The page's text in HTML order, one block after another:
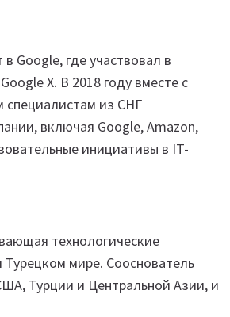
Google, где участвовал в
X. В 2018 году вместе с
специалистам из СНГ
включая Google, Amazon,
инициативы в IT-
технологические
мире. Сооснователь
Турции и Центральной Азии, и